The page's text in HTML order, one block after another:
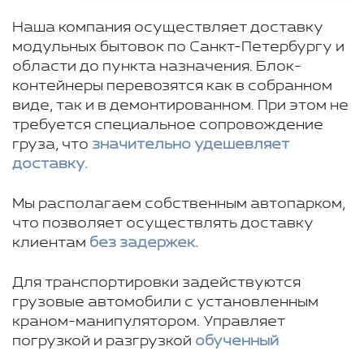
Наша компания осуществляет доставку
модульных бытовок по Санкт-Петербургу и
области до пункта назначения. Блок-
контейнеры перевозятся как в собранном
виде, так и в демонтированном. При этом не
требуется специальное сопровождение
груза, что значительно удешевляет
доставку.
Мы располагаем собственным автопарком,
что позволяет осуществлять доставку
клиентам без задержек.
Для транспортировки задействуются
грузовые автомобили с установленным
краном-манипулятором. Управляет
погрузкой и разгрузкой обученный